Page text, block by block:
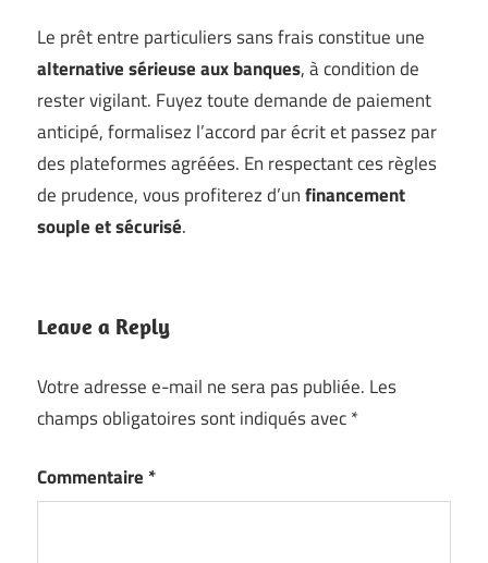
Le prêt entre particuliers sans frais constitue une
alternative sérieuse aux banques, à condition de
rester vigilant. Fuyez toute demande de paiement
anticipé, formalisez l’accord par écrit et passez par
des plateformes agréées. En respectant ces règles
de prudence, vous profiterez d’unfinancement
souple et sécurisé.
Leave a Reply
Votre adresse e-mail ne sera pas publiée. Les
champs obligatoires sont indiqués avec*
Commentaire *